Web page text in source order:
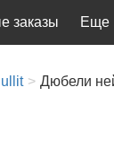
Еще
заказы
Дюбели